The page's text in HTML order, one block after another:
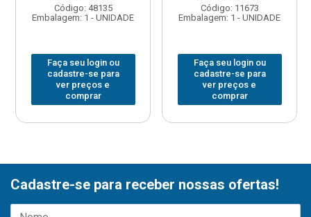
Código: 48135
Embalagem: 1 - UNIDADE
Faça seu login ou
cadastre-se para
ver preços e
comprar
Código: 11673
Embalagem: 1 - UNIDADE
Faça seu login ou
cadastre-se para
ver preços e
comprar
Cadastre-se para receber nossas ofertas!